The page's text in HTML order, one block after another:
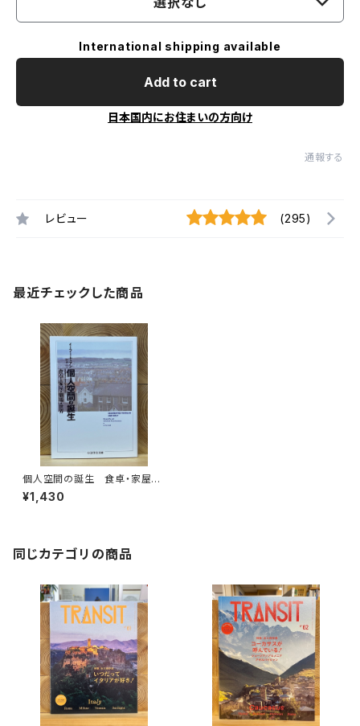
International shipping available
Add to cart
日本国内にお住まいの方向け
通報する
レビュー (295)
最近チェックした商品
個人空間の誕生 食卓・家屋・
劇場・世界
¥1,430
同じカテゴリの商品